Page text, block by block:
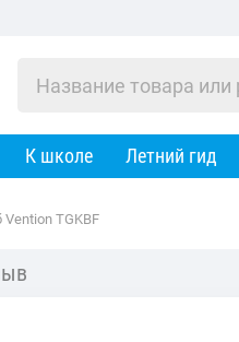
К школе Летний гид
Vention TGKBF